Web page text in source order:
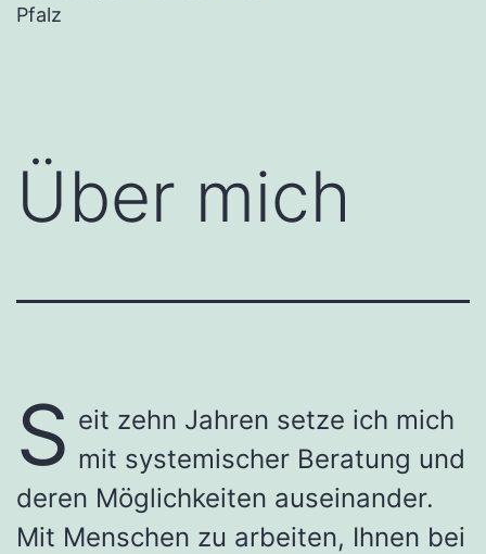
Pfalz
Über mich
S eit zehn Jahren setze ich mich
mit systemischer Beratung und
deren Möglichkeiten auseinander.
Mit Menschen zu arbeiten, Ihnen bei